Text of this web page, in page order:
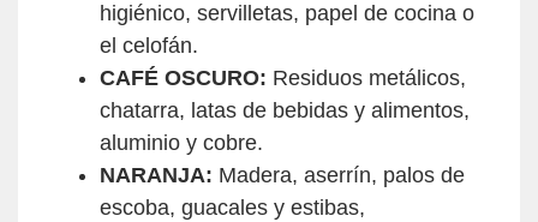
higiénico, servilletas, papel de cocina o
el celofán.
CAFÉ OSCURO: Residuos metálicos,
chatarra, latas de bebidas y alimentos,
aluminio y cobre.
NARANJA: Madera, aserrín, palos de
escoba, guacales y estibas,